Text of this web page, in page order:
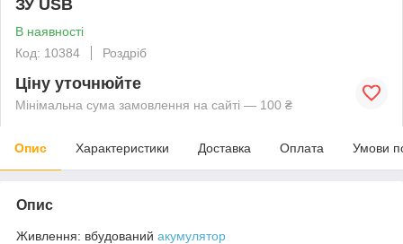
ЗУ USB
В наявності
Код: 10384
Роздріб
Ціну уточнюйте
Мінімальна сума замовлення на сайті — 100 ₴
Опис Характеристики Доставка Оплата Умови
Опис
Живлення: вбудований акумулятор